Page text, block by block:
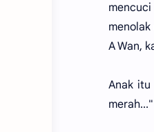
A Wan,
Anak
merah..."